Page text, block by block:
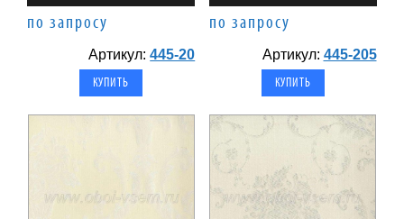
по запросу
Артикул:445-20
по запросу
Артикул: 445-205